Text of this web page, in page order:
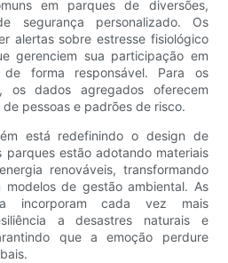
em parques de diversões,
segurança personalizado. Os
alertas sobre estresse fisiológico
gerenciem sua participação em
de forma responsável. Para os
os dados agregados oferecem
pessoas e padrões de risco.
está redefinindo o design de
parques estão adotando materiais
renováveis, transformando
de gestão ambiental. As
incorporam cada vez mais
a desastres naturais e
que a emoção perdure